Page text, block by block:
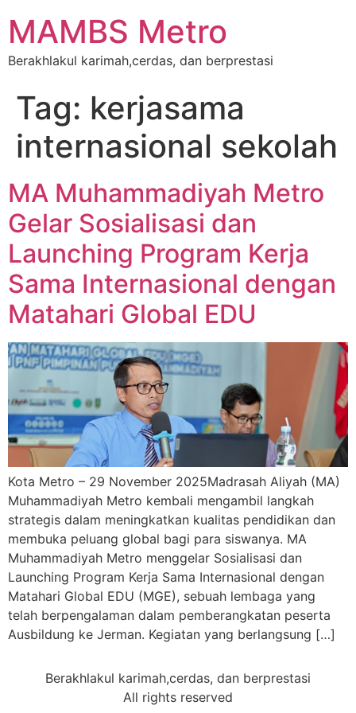
MAMBS Metro
Berakhlakul karimah,cerdas, dan berprestasi
Tag: kerjasama
internasional sekolah
MA Muhammadiyah Metro
Gelar Sosialisasi dan
Launching Program Kerja
Sama Internasional dengan
Matahari Global EDU
Kota Metro – 29 November 2025Madrasah Aliyah (MA)
Muhammadiyah Metro kembali mengambil langkah
strategis dalam meningkatkan kualitas pendidikan dan
membuka peluang global bagi para siswanya. MA
Muhammadiyah Metro menggelar Sosialisasi dan
Launching Program Kerja Sama Internasional dengan
Matahari Global EDU (MGE), sebuah lembaga yang
telah berpengalaman dalam pemberangkatan peserta
Ausbildung ke Jerman. Kegiatan yang berlangsung […]
Berakhlakul karimah,cerdas, dan berprestasi
All rights reserved